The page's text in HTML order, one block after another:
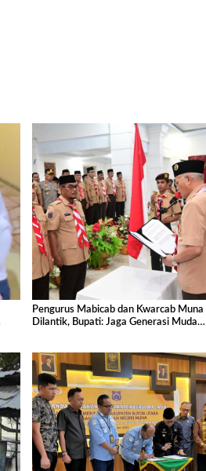
Pengurus Mabicab dan Kwarcab Muna
Dilantik, Bupati: Jaga Generasi Muda